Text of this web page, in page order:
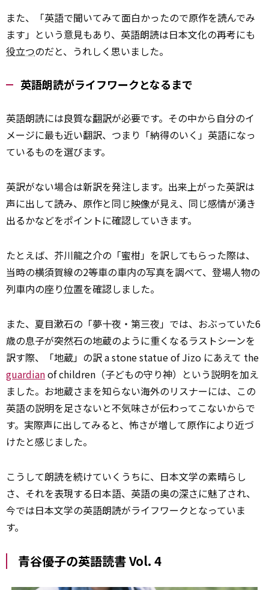
また、「英語で聞いてみて面白かったので原作を読んでみ
ます」という意見もあり、英語朗読は日本文化の再考にも
役立つのだと、うれしく思いました。
英語朗読がライフワークとなるまで
英語朗読には良質な翻訳が必要です。その中から自分のイ
メージに最も近い翻訳、つまり「納得のいく」英語になっ
ているものを選びます。
英訳がない場合は新訳を発注します。出来上がった英訳は
声に出して読み、原作と同じ映像が見え、同じ感情が湧き
出るかなどをポイントに確認していきます。
たとえば、芥川龍之介の「蜜柑」を訳してもらった際は、
当時の横須賀線の2等車の車内の写真を調べて、登場人物の
列車内の座り位置を確認しました。
また、夏目漱石の「夢十夜・第三夜」では、おぶっていた6
歳の息子が突然石の地蔵のように重くなるラストシーンを
訳す際、「地蔵」の訳 a stone statue of Jizo にあえて the
guardianof children（子どもの守り神）という説明を加え
ました。お地蔵さまを知らない海外のリスナーには、この
英語の説明を足さないと不気味さが伝わってこないからで
す。実際声に出してみると、怖さが増して原作により近づ
けたと感じました。
こうして朗読を続けていくうちに、日本文学の素晴らし
さ、それを表現する日本語、英語の奥の深さに魅了され、
今では日本文学の英語朗読がライフワークとなっていま
す。
青谷優子の英語読書 Vol. 4